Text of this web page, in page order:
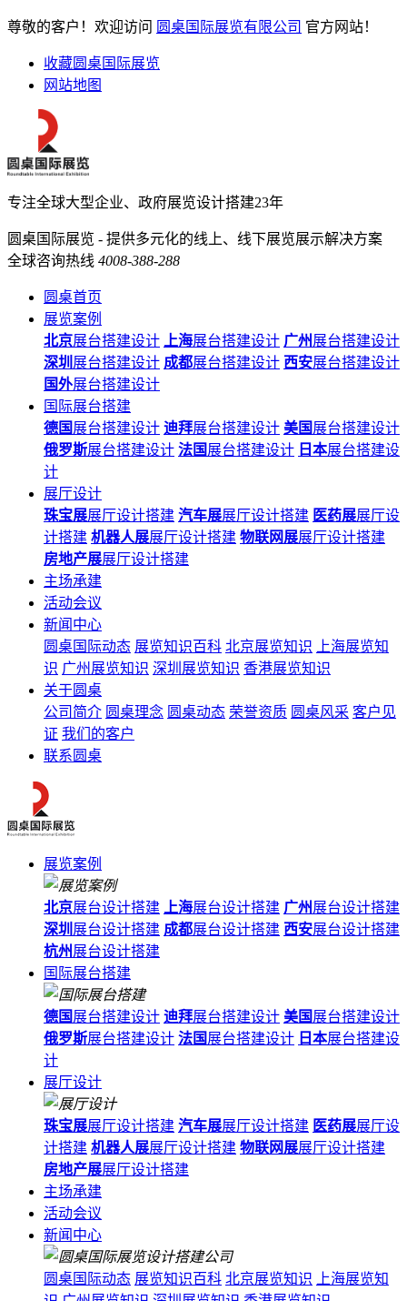
尊敬的客户！欢迎访问 圆桌国际展览有限公司 官方网站！
收藏圆桌国际展览
网站地图
专注全球大型企业、政府展览设计搭建23年
圆桌国际展览 - 提供多元化的线上、线下展览展示解决方案
全球咨询热线 4008-388-288
圆桌首页
展览案例
北京展台搭建设计 上海展台搭建设计 广州展台搭建设计
深圳 展台搭建设计 成都展台搭建设计 西安展台搭建设计
国外展台搭建设计
国际展台搭建
德国 展台搭建设计 迪拜展台搭建设计 美国 展台搭建设计
俄罗斯展台搭建设计 法国 展台搭建设计 日本展台搭建设
计
展厅设计
珠宝展展厅设计搭建 汽车展展厅设计搭建 医药展展厅设
计搭建 机器人展展厅设计搭建 物联网展展厅设计搭建
房地产展展厅设计搭建
主场承建
活动会议
新闻中心
圆桌国际动态 展览知识百科 北京展览知识
上海展览知
识 广州展览知识 深圳展览知识 香港展览知识
关于圆桌
公司简介 圆桌理念 圆桌动态 荣誉资质 圆桌风采 客户见
证 我们的客户
联系圆桌
展览案例
北京展台设计搭建 上海展台设计搭建 广州展台设计搭建
深圳 展台设计搭建 成都展台设计搭建 西安展台设计搭建
杭州展台设计搭建
国际展台搭建
德国 展台搭建设计 迪拜展台搭建设计 美国 展台搭建设计
俄罗斯展台搭建设计 法国 展台搭建设计 日本展台搭建设
计
展厅设计
珠宝展展厅设计搭建 汽车展展厅设计搭建 医药展展厅设
计搭建 机器人展展厅设计搭建 物联网展展厅设计搭建
房地产展展厅设计搭建
主场承建
活动会议
新闻中心
圆桌国际动态 展览知识百科 北京展览知识
上海展览知